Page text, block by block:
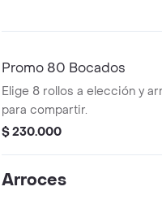
Promo 80 Bocados
Elige 8 rollos a elección y
para compartir.
$ 230.000
Arroces